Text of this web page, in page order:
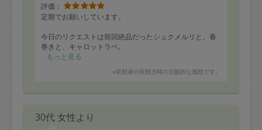
評価：
定期でお願いしています。
今日のリクエストは前回絶品だったシュクメルリと、春
巻きと、キャロットラペ。
中身ぎっしり詰まっていて食べ応えもあって、とても美
もっと見る
※依頼者の依頼当時の主観的な感想です。
30代 女性より